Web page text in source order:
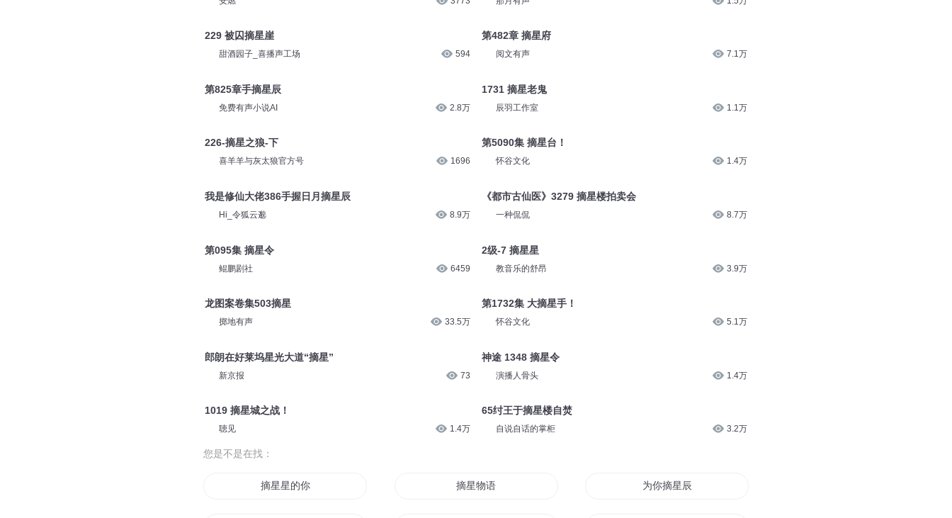
229 被囚摘星崖
甜酒园子_喜播声工场 594
第825章手摘星辰
免费有声小说AI 2.8万
226-摘星之狼-下
喜羊羊与灰太狼官方号 1696
我是修仙大佬386手握日月摘星辰
Hi_令狐云邈 8.9万
第095集 摘星令
鲲鹏剧社 6459
龙图案卷集503摘星
掷地有声 33.5万
郎朗在好莱坞星光大道“摘星”
新京报 73
1019 摘星城之战！
聴见 1.4万
第482章 摘星府
阅文有声 7.1万
1731 摘星老鬼
辰羽工作室 1.1万
第5090集 摘星台！
怀谷文化 1.4万
《都市古仙医》3279 摘星楼拍卖会
一种侃侃 8.7万
2级-7 摘星星
教音乐的舒昂 3.9万
第1732集 大摘星手！
怀谷文化 5.1万
神途 1348 摘星令
演播人骨头 1.4万
65纣王于摘星楼自焚
自说自话的掌柜 3.2万
您是不是在找：
摘星星的你 摘星物语 为你摘星辰